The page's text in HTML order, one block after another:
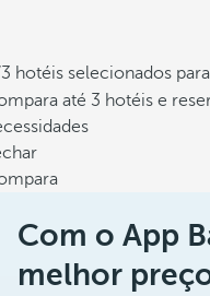
hotéis selecionados
até 3 hotéis e
Com o App
melhor